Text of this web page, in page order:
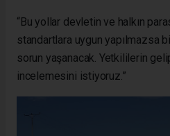
“Bu yollar devletin ve halkın
standartlara uygun yapılmazsa
sorun yaşanacak. Yetkililerin
incelemesini istiyoruz.”